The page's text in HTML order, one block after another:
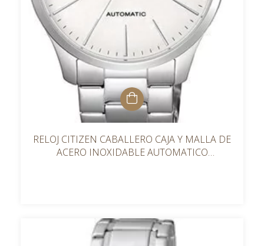
RELOJ CITIZEN CABALLERO CAJA Y MALLA DE
ACERO INOXIDABLE AUTOMATICO